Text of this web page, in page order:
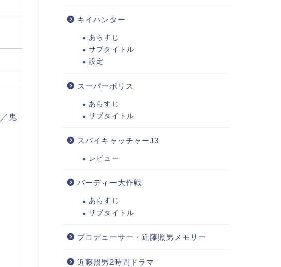
／鬼
キイハンター
あらすじ
サブタイトル
設定
スーパーポリス
あらすじ
サブタイトル
スパイキャッチャーJ3
レビュー
バーディー大作戦
あらすじ
サブタイトル
プロデューサー・近藤照男メモリー
近藤照男2時間ドラマ